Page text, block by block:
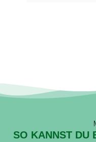
SO KANNST DU